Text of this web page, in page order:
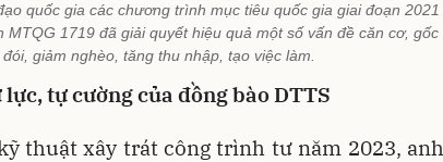
quốc gia các chương trình mục tiêu quốc gia giai đoạn 2021
1719 đã giải quyết hiệu quả một số vấn đề căn cơ, gốc
giảm nghèo, tăng thu nhập, tạo việc làm.
tự cường của đồng bào DTTS
thuật xây trát công trình tư năm 2023, anh